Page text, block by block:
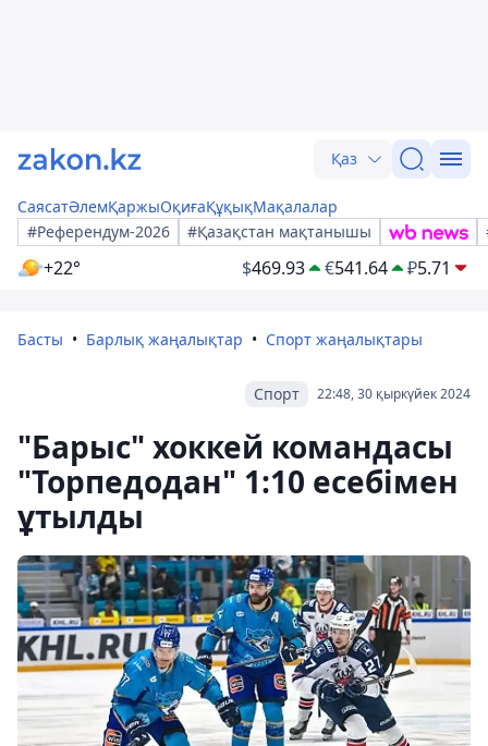
Қаз
СаясатӘлемҚаржыОқиғаҚұқықМақалалар
#Референдум-2026
#Қазақстан мақтанышы
+22° $469.93 €541.64 ₽5.71
Басты Барлық жаңалықтар Спорт жаңалықтары
22:48, 30 қыркүйек 2024
Спорт
"Барыс" хоккей командасы
"Торпедодан" 1:10 есебімен
ұтылды